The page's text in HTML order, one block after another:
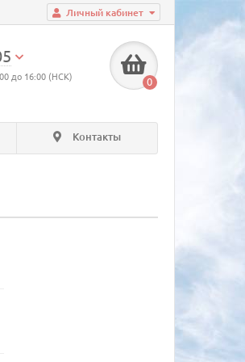
Личный кабинет
до 16:00 (НСК) 0
Контакты